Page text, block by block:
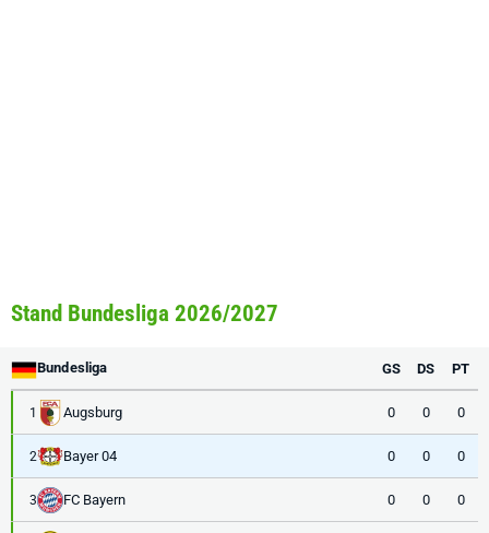
Stand Bundesliga 2026/2027
Bundesliga GS DS PT
1 Augsburg 0 0 0
2 Bayer 04 0 0 0
3 FC Bayern 0 0 0